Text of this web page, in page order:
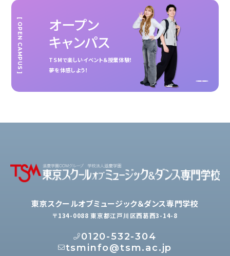
オープン
キャンパス
TSMで楽しいイベント＆授業体験！
夢を体感しよう！
[ OPEN CAMPUS ]
東京スクールオブミュージック＆ダンス専門学校
〒134-0088 東京都江戸川区西葛西3-14-8
0120-532-304
tsminfo@tsm.ac.jp